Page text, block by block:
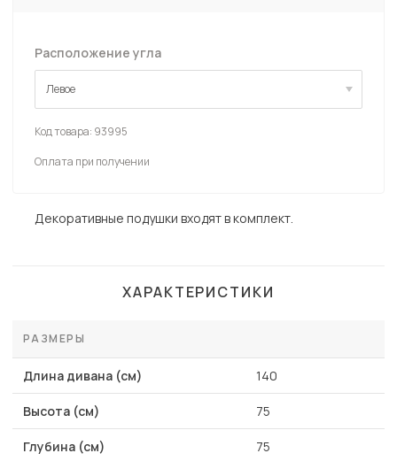
Расположение угла
Левое
Левое
Код товара: 93995
Оплата при получении
Декоративные подушки входят в комплект.
ХАРАКТЕРИСТИКИ
РАЗМЕРЫ
Длина дивана (см) 140
Высота (см) 75
Глубина (см) 75